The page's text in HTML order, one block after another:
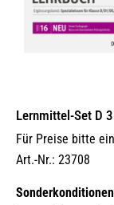
Lernmittel-Set D
Für Preise bitte
Art.-Nr.: 23708